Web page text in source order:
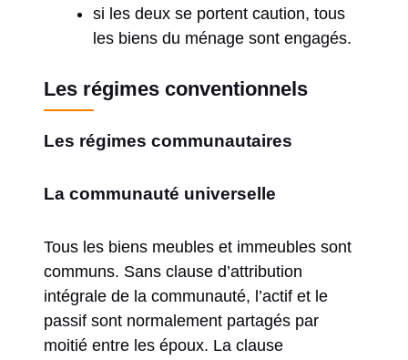
si les deux se portent caution, tous
les biens du ménage sont engagés.
Les régimes conventionnels
Les régimes communautaires
La communauté universelle
Tous les biens meubles et immeubles sont
communs. Sans clause d’attribution
intégrale de la communauté, l’actif et le
passif sont normalement partagés par
moitié entre les époux. La clause